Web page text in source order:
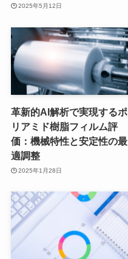
2025年5月12日
革新的AI解析で実現するポ
リアミド樹脂フィルム評
価：機械特性と安定性の最
適調整
2025年1月28日